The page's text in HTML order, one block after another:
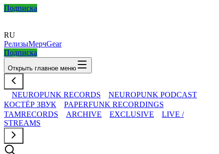
Подписка
RU
РелизыМерчGear
Подписка
Открыть главное меню
NEUROPUNK RECORDS
NEUROPUNK PODCAST
КОСТЁР ЗВУК
PAPERFUNK RECORDINGS
TAMRECORDS
ARCHIVE EXCLUSIVE
LIVE /
STREAMS